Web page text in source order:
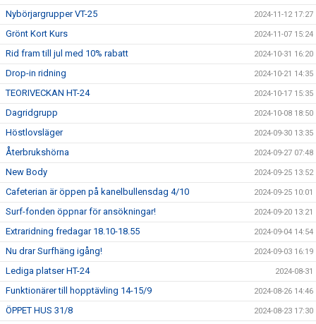
Nybörjargrupper VT-25 2024-11-12 17:27
Grönt Kort Kurs 2024-11-07 15:24
Rid fram till jul med 10% rabatt 2024-10-31 16:20
Drop-in ridning 2024-10-21 14:35
TEORIVECKAN HT-24 2024-10-17 15:35
Dagridgrupp 2024-10-08 18:50
Höstlovsläger 2024-09-30 13:35
Återbrukshörna 2024-09-27 07:48
New Body 2024-09-25 13:52
Cafeterian är öppen på kanelbullensdag 4/10 2024-09-25 10:01
Surf-fonden öppnar för ansökningar! 2024-09-20 13:21
Extraridning fredagar 18.10-18.55 2024-09-04 14:54
Nu drar Surfhäng igång! 2024-09-03 16:19
Lediga platser HT-24 2024-08-31
Funktionärer till hopptävling 14-15/9 2024-08-26 14:46
ÖPPET HUS 31/8 2024-08-23 17:30